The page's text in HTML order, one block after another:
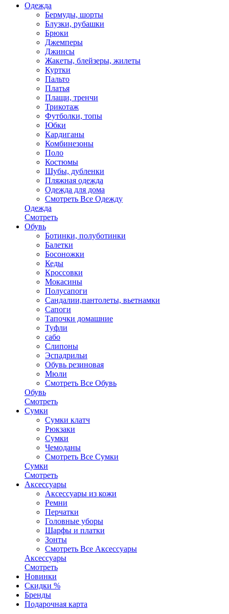
Одежда
Бермуды, шорты
Блузки, рубашки
Брюки
Джемперы
Джинсы
Жакеты, блейзеры, жилеты
Куртки
Пальто
Платья
Плащи, тренчи
Трикотаж
Футболки, топы
Юбки
Кардиганы
Комбинезоны
Поло
Костюмы
Шубы, дубленки
Пляжная одежда
Одежда для дома
Смотреть Все Одежду
Одежда
Смотреть
Обувь
Ботинки, полуботинки
Балетки
Босоножки
Кеды
Кроссовки
Мокасины
Полусапоги
Сандалии,пантолеты, вьетнамки
Сапоги
Тапочки домашние
Туфли
сабо
Слипоны
Эспадрильи
Обувь резиновая
Мюли
Смотреть Все Обувь
Обувь
Смотреть
Сумки
Сумки клатч
Рюкзаки
Сумки
Чемоданы
Смотреть Все Сумки
Сумки
Смотреть
Аксессуары
Аксессуары из кожи
Ремни
Перчатки
Головные уборы
Шарфы и платки
Зонты
Смотреть Все Аксессуары
Аксессуары
Смотреть
Новинки
Скидки %
Бренды
Подарочная карта